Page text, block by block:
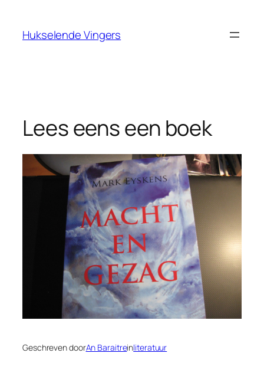
Hukselende Vingers
Lees eens een boek
Geschreven doorAn Baraitreinliteratuur